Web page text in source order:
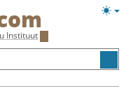
Instituut